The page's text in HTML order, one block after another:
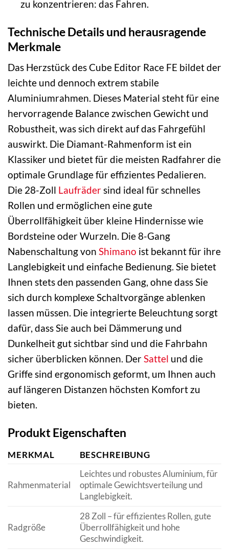
zu konzentrieren: das Fahren.
Technische Details und herausragende
Merkmale
Das Herzstück des Cube Editor Race FE bildet der
leichte und dennoch extrem stabile
Aluminiumrahmen. Dieses Material steht für eine
hervorragende Balance zwischen Gewicht und
Robustheit, was sich direkt auf das Fahrgefühl
auswirkt. Die Diamant-Rahmenform ist ein
Klassiker und bietet für die meisten Radfahrer die
optimale Grundlage für effizientes Pedalieren.
Die 28-Zoll Laufrädersind ideal für schnelles
Rollen und ermöglichen eine gute
Überrollfähigkeit über kleine Hindernisse wie
Bordsteine oder Wurzeln. Die 8-Gang
Nabenschaltung von Shimano ist bekannt für ihre
Langlebigkeit und einfache Bedienung. Sie bietet
Ihnen stets den passenden Gang, ohne dass Sie
sich durch komplexe Schaltvorgänge ablenken
lassen müssen. Die integrierte Beleuchtung sorgt
dafür, dass Sie auch bei Dämmerung und
Dunkelheit gut sichtbar sind und die Fahrbahn
sicher überblicken können. DerSattel und die
Griffe sind ergonomisch geformt, um Ihnen auch
auf längeren Distanzen höchsten Komfort zu
bieten.
Produkt Eigenschaften
MERKMAL BESCHREIBUNG
Rahmenmaterial
Leichtes und robustes Aluminium, für
optimale Gewichtsverteilung und
Langlebigkeit.
Radgröße
28 Zoll – für effizientes Rollen, gute
Überrollfähigkeit und hohe
Geschwindigkeit.